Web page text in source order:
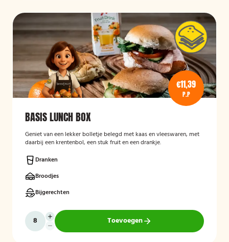
€11,39
P.P
BASIS LUNCH BOX
Geniet van een lekker bolletje belegd met kaas en vleeswaren, met
daarbij een krentenbol, een stuk fruit en een drankje.
Dranken
Broodjes
Bijgerechten
Toevoegen